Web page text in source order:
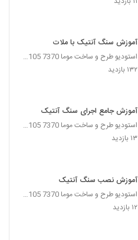
آموزش سنگ آنتیک با ملات
استودیو طرح و ساخت موما 7370 7105-021
۱۳۲ بازدید
آموزش جامع اجرای سنگ آنتیک
استودیو طرح و ساخت موما 7370 7105-021
۱۳ بازدید
آموزش نصب سنگ آنتیک
استودیو طرح و ساخت موما 7370 7105-021
۱۲ بازدید